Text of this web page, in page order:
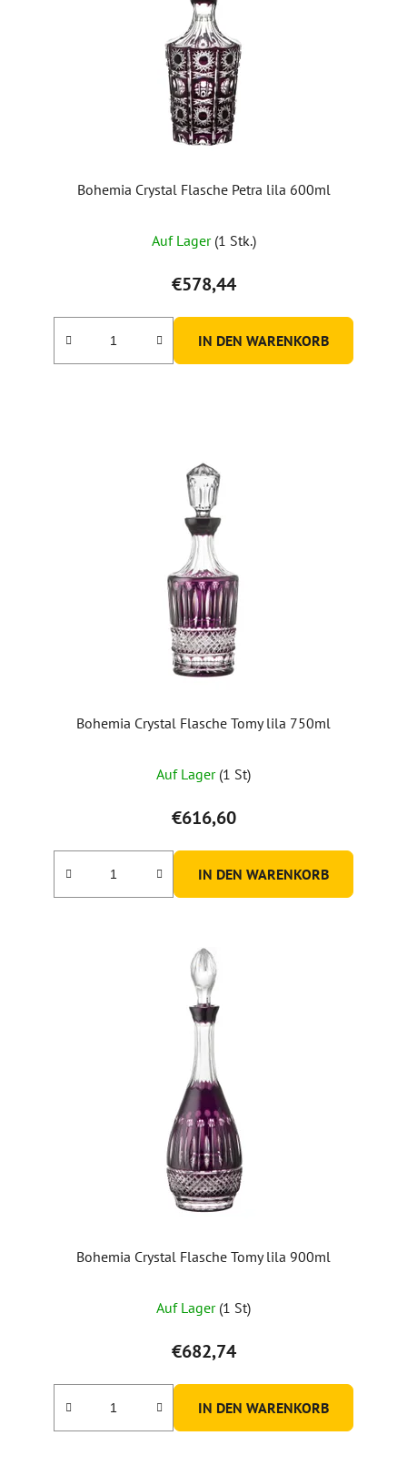
Bohemia Crystal Flasche Petra lila 600ml
Auf Lager (1 Stk.)
€578,44
IN DEN WARENKORB
Bohemia Crystal Flasche Tomy lila 750ml
Auf Lager (1 St)
€616,60
IN DEN WARENKORB
Bohemia Crystal Flasche Tomy lila 900ml
Auf Lager (1 St)
€682,74
IN DEN WARENKORB